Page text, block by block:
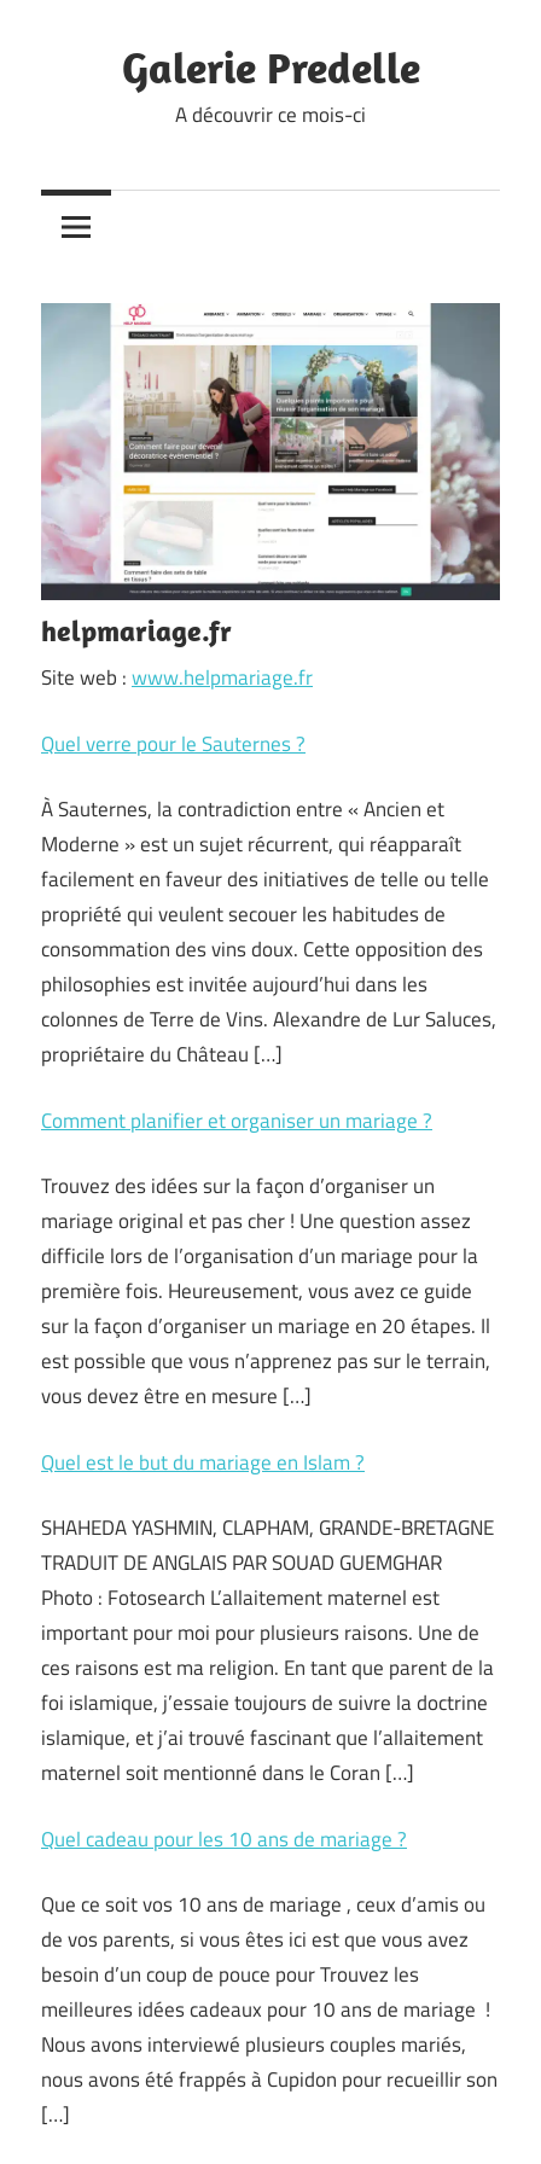
Galerie Predelle
A découvrir ce mois-ci
helpmariage.fr
Site web :www.helpmariage.fr
Quel verre pour le Sauternes ?
À Sauternes, la contradiction entre « Ancien et
Moderne » est un sujet récurrent, qui réapparaît
facilement en faveur des initiatives de telle ou telle
propriété qui veulent secouer les habitudes de
consommation des vins doux. Cette opposition des
philosophies est invitée aujourd’hui dans les
colonnes de Terre de Vins. Alexandre de Lur Saluces,
propriétaire du Château […]
Comment planifier et organiser un mariage ?
Trouvez des idées sur la façon d’organiser un
mariage original et pas cher ! Une question assez
difficile lors de l’organisation d’un mariage pour la
première fois. Heureusement, vous avez ce guide
sur la façon d’organiser un mariage en 20 étapes. Il
est possible que vous n’apprenez pas sur le terrain,
vous devez être en mesure […]
Quel est le but du mariage en Islam ?
SHAHEDA YASHMIN, CLAPHAM, GRANDE-BRETAGNE
TRADUIT DE ANGLAIS PAR SOUAD GUEMGHAR
Photo : Fotosearch L’allaitement maternel est
important pour moi pour plusieurs raisons. Une de
ces raisons est ma religion. En tant que parent de la
foi islamique, j’essaie toujours de suivre la doctrine
islamique, et j’ai trouvé fascinant que l’allaitement
maternel soit mentionné dans le Coran […]
Quel cadeau pour les 10 ans de mariage ?
Que ce soit vos 10 ans de mariage , ceux d’amis ou
de vos parents, si vous êtes ici est que vous avez
besoin d’un coup de pouce pour Trouvez les
meilleures idées cadeaux pour 10 ans de mariage !
Nous avons interviewé plusieurs couples mariés,
nous avons été frappés à Cupidon pour recueillir son
[…]